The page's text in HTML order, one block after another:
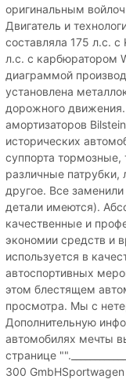
оригинальным
Двигатель и
составляла 175 л.с.
л.с. с карбюратором
диаграммой
установлена
дорожного
амортизаторов
исторических
суппорта
различные патрубки,
другое. Все
детали имеются).
качественные и
экономии средств и
используется в
автоспортивных
этом блестящем
просмотра. Мы с
Дополнительную
автомобилях мечты
странице
300